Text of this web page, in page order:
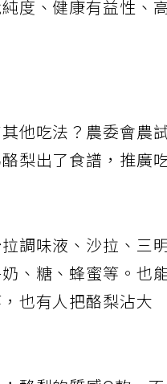
度、健康有益性、
他吃法？農委會農
梨出了食譜，推廣
調味液、沙拉、三
、糖、蜂蜜等。也
也有人把酪梨沾大